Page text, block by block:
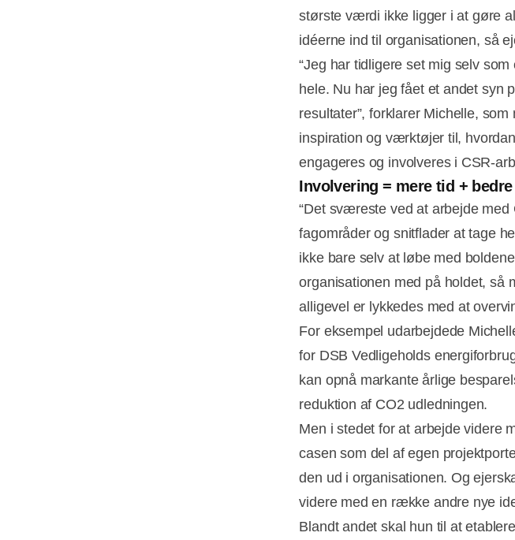
største værdi ikke ligger i at gøre
idéerne ind til organisationen, så
“Jeg har tidligere set mig selv
hele. Nu har jeg fået et andet syn
resultater”, forklarer Michelle,
inspiration og værktøjer til,
engageres og involveres i CSR-
Involvering = mere tid +
“Det sværeste ved at arbejde
fagområder og snitflader at tage
ikke bare selv at løbe med
organisationen med på holdet, så
alligevel er lykkedes med at
For eksempel udarbejdede
for DSB Vedligeholds
kan opnå markante årlige
reduktion af CO2 udledningen.
Men i stedet for at arbejde videre
casen som del af egen
den ud i organisationen. Og
videre med en række andre nye
Blandt andet skal hun til at